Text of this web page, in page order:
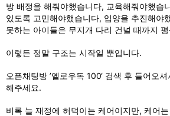
방 배정을 해줘야했습니다, 교육해줘야했습
있도록 고민해야했습니다, 입양을 추진해야
못하는 아이들은 무지개 다리 건널 때까지
이렇든 정말 구조는 시작일 뿐입니다.
오픈채팅방 ’옐로우독 100‘ 검색 후 들어오
해주세요.
비록 늘 재정에 허덕이는 케어이지만, 케어